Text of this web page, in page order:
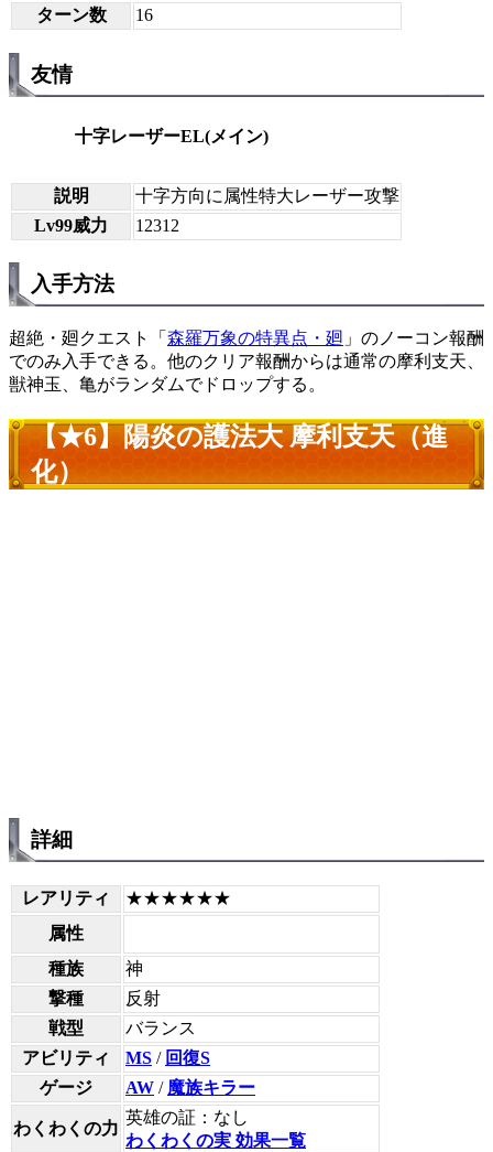
ターン数 16
友情
十字レーザーEL(メイン)
説明
十字方向に属性特大レーザー攻撃
Lv99威力
12312
入手方法
超絶・廻クエスト「 森羅万象の特異点・廻 」のノーコン報酬
でのみ入手できる。他のクリア報酬からは通常の摩利支天、
獣神玉、亀がランダムでドロップする。
【★6】陽炎の護法大 摩利支天（進
化）
詳細
レアリティ
★★★★★★
属性
種族
神
撃種
反射
戦型
バランス
アビリティ
MS / 回復S
ゲージ
AW / 魔族キラー
わくわくの力
英雄の証：なし
わくわくの実 効果一覧